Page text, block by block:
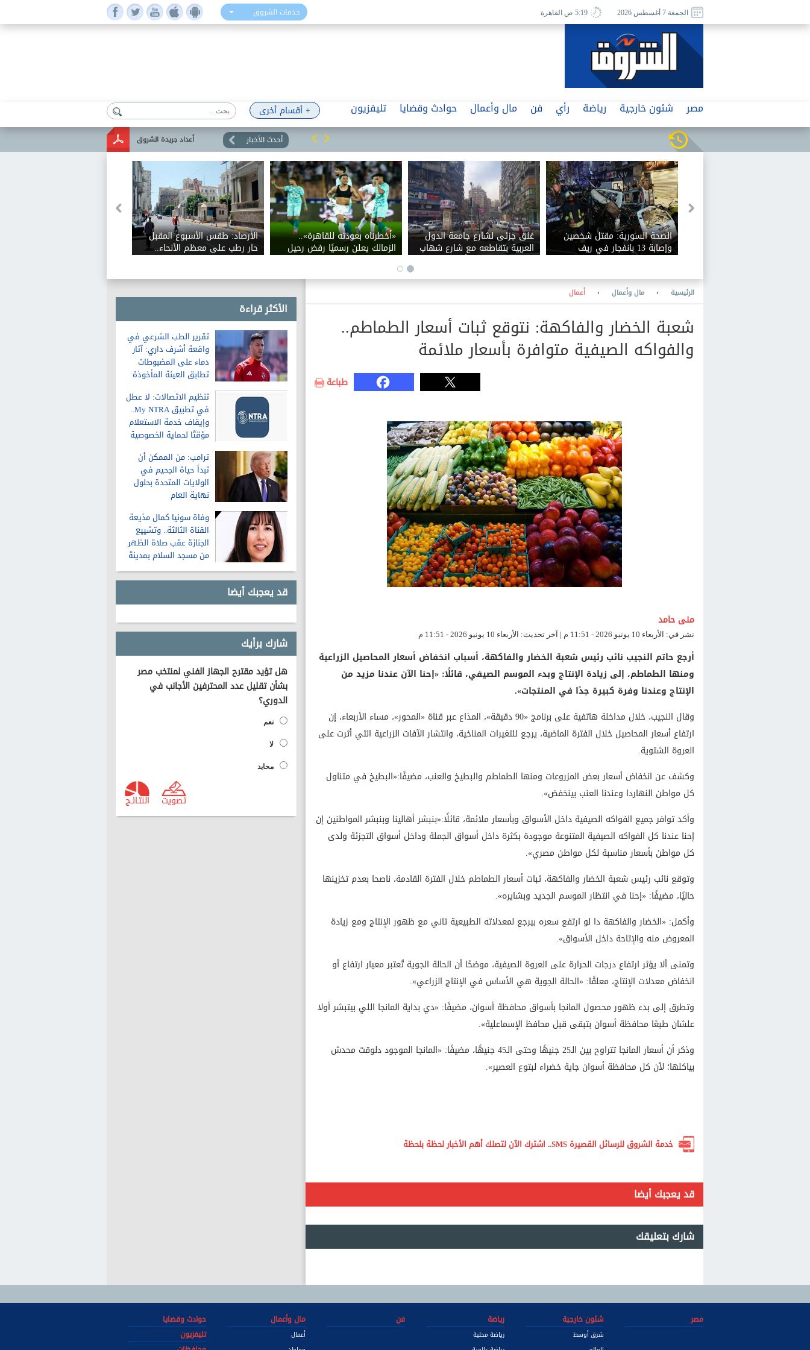
خدمات الشروق الجمعة 7 أغسطس 2026 5:19 ص القاهرة
+ أقسام أخرى مصر شئون خارجية رياضة رأي فن مال وأعمال حوادث وقضايا تليفزيون
أعداد جريدة الشروق أحدث الأخبار
الصحة السورية: مقتل شخصين
وإصابة 13 بانفجار في ريف
دمشق
غلق جزئى لشارع جامعة الدول
العربية بتقاطعه مع شارع شهاب
بالاتجاهين لمدة ٣ أيام لتوصيل
«أخطرناه بعودته للقاهرة»..
الزمالك يعلن رسميًا رفض رحيل
بيزيرا
الأرصاد: طقس الأسبوع المقبل
حار رطب على معظم الأنحاء..
والعظمى على القاهرة الكبرى
الأكثر قراءة
تقرير الطب الشرعي في
واقعة أشرف داري: آثار
دماء على المضبوطات
تطابق العينة المأخوذة
تنظيم الاتصالات: لا عطل
في تطبيق My NTRA..
وإيقاف خدمة الاستعلام
مؤقتًا لحماية الخصوصية
ترامب: من الممكن أن
تبدأ حياة الجحيم في
الولايات المتحدة بحلول
نهاية العام
وفاة سونيا كمال مذيعة
القناة الثالثة.. وتشييع
الجنازة عقب صلاة الظهر
من مسجد السلام بمدينة
نصر
قد يعجبك أيضا
شارك برأيك
هل تؤيد مقترح الجهاز الفني لمنتخب مصر
بشأن تقليل عدد المحترفين الأجانب في
الدوري؟
نعم
لا
محايد
النتـائـج تصويت
الرئيسية › مال وأعمال › أعمال
شعبة الخضار والفاكهة: نتوقع ثبات أسعار الطماطم..
والفواكه الصيفية متوافرة بأسعار ملائمة
طباعة
منى حامد
نشر في: الأربعاء 10 يونيو 2026 - 11:51 م | آخر تحديث: الأربعاء 10 يونيو 2026 - 11:51 م
أرجع حاتم النجيب نائب رئيس شعبة الخضار والفاكهة، أسباب انخفاض أسعار المحاصيل الزراعية
ومنها الطماطم، إلى زيادة الإنتاج وبدء الموسم الصيفي، قائلًا: «إحنا الآن عندنا مزيد من
الإنتاج وعندنا وفرة كبيرة جدًا في المنتجات».
وقال النجيب، خلال مداخلة هاتفية على برنامج «90 دقيقة»، المذاع عبر قناة «المحور»، مساء الأربعاء، إن
ارتفاع أسعار المحاصيل خلال الفترة الماضية، يرجع للتغيرات المناخية، وانتشار الآفات الزراعية التي أثرت على
العروة الشتوية.
وكشف عن انخفاض أسعار بعض المزروعات ومنها الطماطم والبطيخ والعنب، مضيفًا:«البطيخ في متناول
كل مواطن النهاردا وعندنا العنب بينخفض».
وأكد توافر جميع الفواكه الصيفية داخل الأسواق وبأسعار ملائمة، قائلًا:«بنبشر أهالينا وبنبشر المواطنين إن
إحنا عندنا كل الفواكه الصيفية المتنوعة موجودة بكثرة داخل أسواق الجملة وداخل أسواق التجزئة ولدى
كل مواطن بأسعار مناسبة لكل مواطن مصري».
وتوقع نائب رئيس شعبة الخضار والفاكهة، ثبات أسعار الطماطم خلال الفترة القادمة، ناصحا بعدم تخزينها
حاليًا، مضيفًا: «إحنا في انتظار الموسم الجديد وبشايره».
وأكمل: «الخضار والفاكهة دا لو ارتفع سعره بيرجع لمعدلاته الطبيعية تاني مع ظهور الإنتاج ومع زيادة
المعروض منه والإتاحة داخل الأسواق».
وتمنى ألا يؤثر ارتفاع درجات الحرارة على العروة الصيفية، موضحًا أن الحالة الجوية تُعتبر معيار ارتفاع أو
انخفاض معدلات الإنتاج، معلقًا: «الحالة الجوية هي الأساس في الإنتاج الزراعي».
وتطرق إلى بدء ظهور محصول المانجا بأسواق محافظة أسوان، مضيفًا: «دي بداية المانجا اللي بيتبشر أولا
علشان طبعًا محافظة أسوان بتبقى قبل محافظ الإسماعلية».
وذكر أن أسعار المانجا تتراوح بين الـ25 جنيهًا وحتى الـ45 جنيهًا، مضيفًا: «المانجا الموجود دلوقت محدش
بياكلها؛ لأن كل محافظة أسوان جاية خضراء لبتوع العصير».
خدمة الشروق للرسائل القصيرة SMS.. اشترك الآن لتصلك أهم الأخبار لحظة بلحظة
قد يعجبك أيضا
شارك بتعليقك
مصر شئون خارجية
شرق أوسط
رياضة
رياضة محلية
فن مال وأعمال
أعمال
حوادث وقضايا
تليفزيون